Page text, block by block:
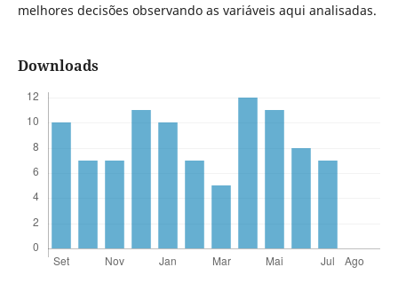
melhores decisões observando as variáveis aqui analisadas.
Downloads